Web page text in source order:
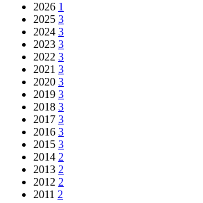
2026 1
2025 3
2024 3
2023 3
2022 3
2021 3
2020 3
2019 3
2018 3
2017 3
2016 3
2015 3
2014 2
2013 2
2012 2
2011 2